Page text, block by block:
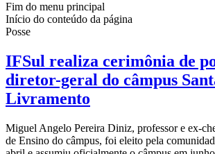
Fim do menu principal
Início do conteúdo da página
Posse
IFSul realiza cerimônia de
diretor-geral do câmpus
Livramento
Miguel Angelo Pereira Diniz, professor e ex-
de Ensino do câmpus, foi eleito pela